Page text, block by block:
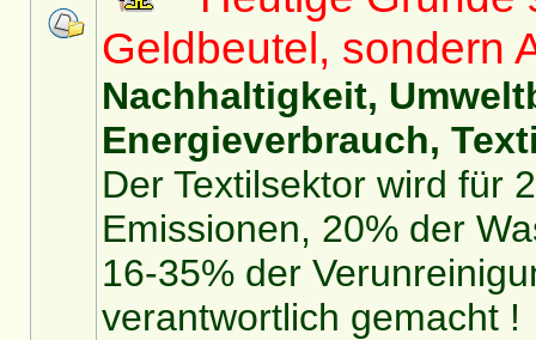
Geldbeutel, sondern
Nachhaltigkeit,
Energieverbrauch,
Der Textilsektor wird für
Emissionen, 20% der
16-35% der
verantwortlich gemacht !